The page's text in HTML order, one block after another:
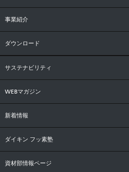
事業紹介
ダウンロード
サステナビリティ
WEBマガジン
新着情報
ダイキン フッ素塾
資材部情報ページ